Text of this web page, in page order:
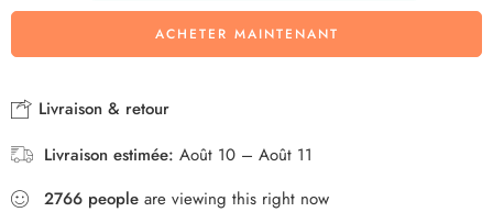
ACHETER MAINTENANT
Livraison & retour
Livraison estimée: Août 10 – Août 11
2766 people are viewing this right now